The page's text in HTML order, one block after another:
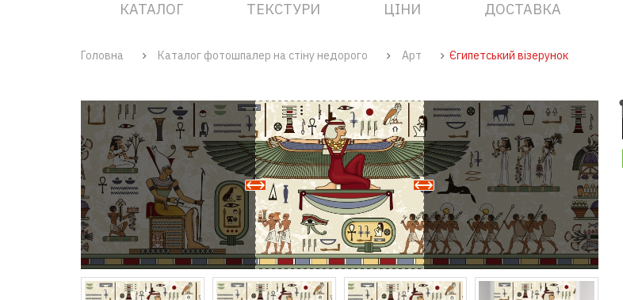
КАТАЛОГ ТЕКСТУРИ ЦІНИ ДОСТАВКА
Головна Каталог фотошпалер на стіну недорого Арт Єгипетський візерунок